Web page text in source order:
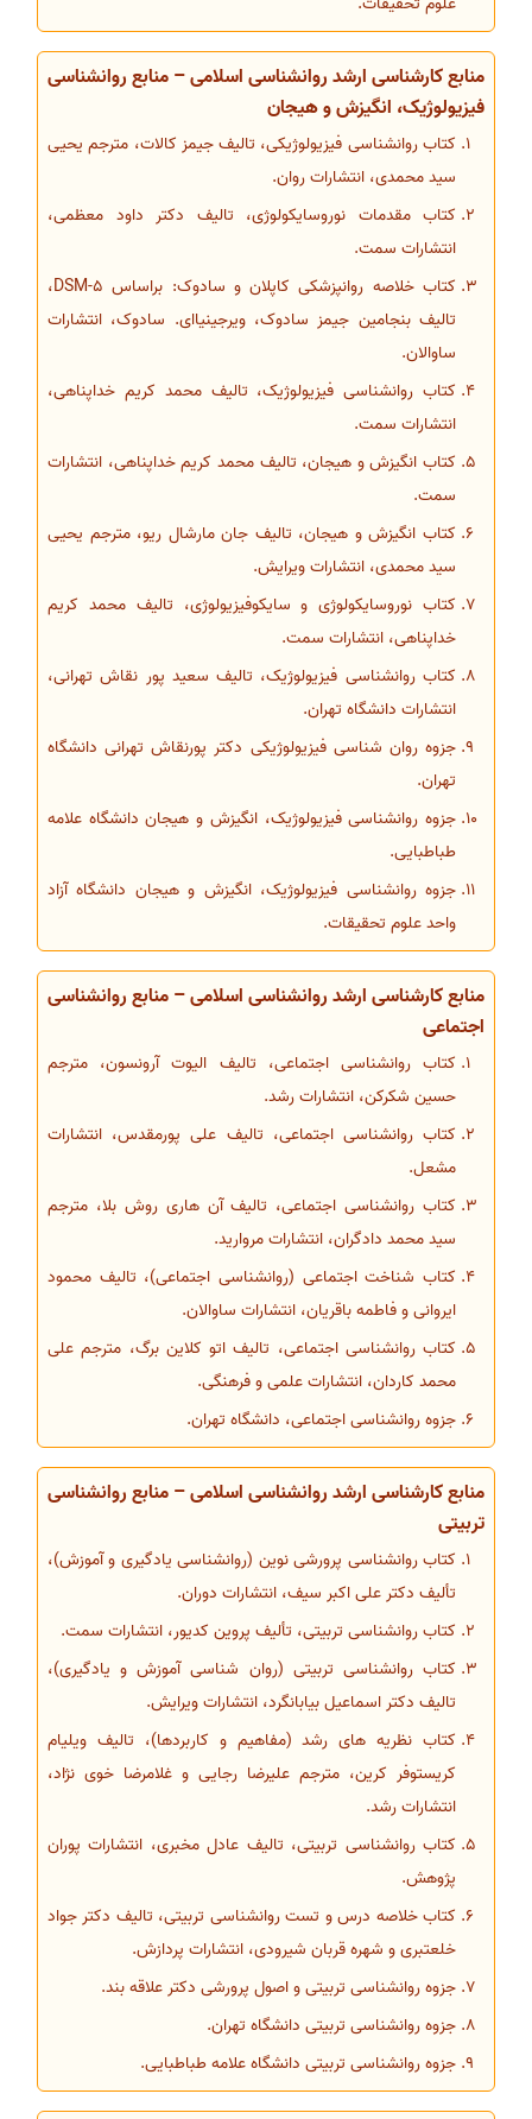
منابع کارشناسی ارشد روانشناسی اسلامی – منابع روانشناسی
فیزیولوژیک، انگیزش و هیجان
کتاب روانشناسی فیزیولوژیکی، تالیف جیمز کالات، مترجم یحیی
سید محمدی، انتشارات روان.
کتاب مقدمات نوروسایکولوژی، تالیف دکتر داود معظمی،
انتشارات سمت.
کتاب خلاصه روانپزشکی کاپلان و سادوک: براساس DSM-5،
تالیف بنجامین جیمز سادوک، ویرجینیاای. سادوک، انتشارات
ساوالان.
کتاب روانشناسی فیزیولوژیک، تالیف محمد کریم خداپناهی،
انتشارات سمت.
کتاب انگیزش و هیجان، تالیف محمد کریم خداپناهی، انتشارات
سمت.
کتاب انگیزش و هیجان، تالیف جان مارشال ریو، مترجم یحیی
سید محمدی، انتشارات ویرایش.
کتاب نوروسایکولوژی و سایکوفیزیولوژی، تالیف محمد کریم
خداپناهی، انتشارات سمت.
کتاب روانشناسی فیزیولوژیک، تالیف سعید پور نقاش تهرانی،
انتشارات دانشگاه تهران.
جزوه روان شناسی فیزیولوژیکی دکتر پورنقاش تهرانی دانشگاه
تهران.
جزوه روانشناسی فیزیولوژیک، انگیزش و هیجان دانشگاه علامه
طباطبایی.
جزوه روانشناسی فیزیولوژیک، انگیزش و هیجان دانشگاه آزاد
واحد علوم تحقیقات.
منابع کارشناسی ارشد روانشناسی اسلامی – منابع روانشناسی
اجتماعی
کتاب روانشناسی اجتماعی، تالیف الیوت آرونسون، مترجم
حسین شکرکن، انتشارات رشد.
کتاب روانشناسی اجتماعی، تالیف علی پورمقدس، انتشارات
مشعل.
کتاب روانشناسی اجتماعی، تالیف آن هاری روش بلا، مترجم
سید محمد دادگران، انتشارات مروارید.
کتاب شناخت اجتماعی (روانشناسی اجتماعی)، تالیف محمود
ایروانی و فاطمه باقریان، انتشارات ساوالان.
کتاب روانشناسی اجتماعی، تالیف اتو کلاین برگ، مترجم علی
محمد کاردان، انتشارات علمی و فرهنگی.
جزوه روانشناسی اجتماعی، دانشگاه تهران.
منابع کارشناسی ارشد روانشناسی اسلامی – منابع روانشناسی
تربیتی
کتاب روانشناسی پرورشی نوین (روانشناسی یادگیری و آموزش)،
تألیف دکتر علی اکبر سیف، انتشارات دوران.
کتاب روانشناسی تربیتی، تألیف پروین کدیور، انتشارات سمت.
کتاب روانشناسی تربیتی (روان شناسی آموزش و یادگیری)،
تالیف دکتر اسماعیل بیابانگرد، انتشارات ویرایش.
کتاب نظریه های رشد (مفاهیم و کاربردها)، تالیف ویلیام
کریستوفر کرین، مترجم علیرضا رجایی و غلامرضا خوی نژاد،
انتشارات رشد.
کتاب روانشناسی تربیتی، تالیف عادل مخبری، انتشارات پوران
پژوهش.
کتاب خلاصه درس و تست روانشناسی تربیتی، تالیف دکتر جواد
خلعتبری و شهره قربان شیرودی، انتشارات پردازش.
جزوه روانشناسی تربیتی و اصول پرورشی دکتر علاقه بند.
جزوه روانشناسی تربیتی دانشگاه تهران.
جزوه روانشناسی تربیتی دانشگاه علامه طباطبایی.